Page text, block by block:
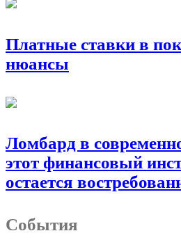
Платные ставки в
нюансы
Ломбард в
этот финансовый
остается
События